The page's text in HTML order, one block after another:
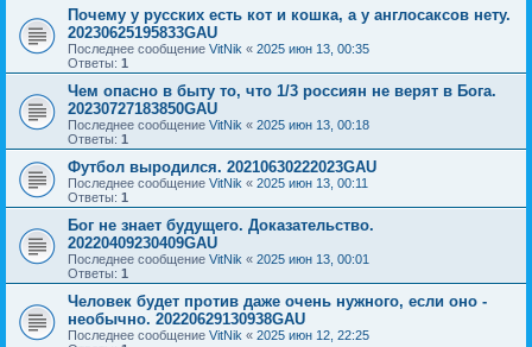
Почему у русских есть кот и кошка, а у англосаксов нету.
20230625195833GAU
Последнее сообщение VitNik « 2025 июн 13, 00:35
Ответы: 1
Чем опасно в быту то, что 1/3 россиян не верят в Бога.
20230727183850GAU
Последнее сообщение VitNik « 2025 июн 13, 00:18
Ответы: 1
Футбол выродился. 20210630222023GAU
Последнее сообщение VitNik « 2025 июн 13, 00:11
Ответы: 1
Бог не знает будущего. Доказательство.
20220409230409GAU
Последнее сообщение VitNik « 2025 июн 13, 00:01
Ответы: 1
Человек будет против даже очень нужного, если оно -
необычно. 20220629130938GAU
Последнее сообщение VitNik « 2025 июн 12, 22:25